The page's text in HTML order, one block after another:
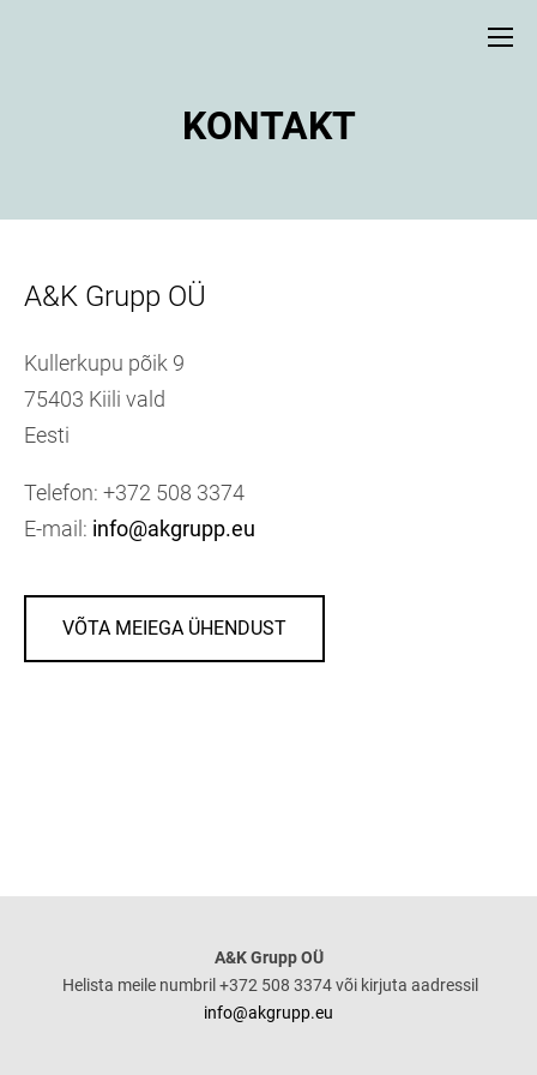
KONTAKT
A&K Grupp OÜ
Kullerkupu põik 9
75403 Kiili vald
Eesti
Telefon: +372 508 3374
E-mail: info@akgrupp.eu
VÕTA MEIEGA ÜHENDUST
A&K Grupp OÜ
Helista meile numbril +372 508 3374 või kirjuta aadressil
info@akgrupp.eu